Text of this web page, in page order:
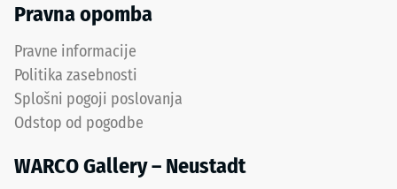
Pravna opomba
Pravne informacije
Politika zasebnosti
Splošni pogoji poslovanja
Odstop od pogodbe
WARCO Gallery – Neustadt